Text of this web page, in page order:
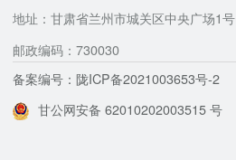
地址：甘肃省兰州市城关区中央广场1号
邮政编码：730030
备案编号：陇ICP备2021003653号-2
甘公网安备 62010202003515 号